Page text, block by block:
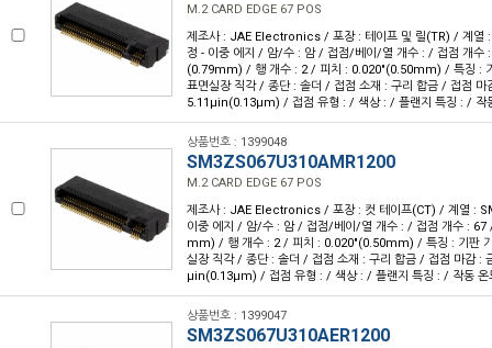
M.2 CARD EDGE 67 POS
제조사 : JAE Electronics / 포장 : 테이프 및 릴(TR) / 계열
정 - 이중 에지 / 암/수 : 암 / 접점/베이/열 개수 : / 접점 개수
(0.79mm) / 행 개수 : 2 / 피치 : 0.020"(0.50mm) / 특징 :
표면실장 직각 / 종단 : 솔더 / 접점 소재 : 구리 합금 / 접점 마
5.11µin(0.13µm) / 접점 유형 : / 색상 : / 플랜지 특징 : / 작
상품번호 : 1399048
SM3ZS067U310AMR1200
M.2 CARD EDGE 67 POS
제조사 : JAE Electronics / 포장 : 컷 테이프(CT) / 계열 :
이중 에지 / 암/수 : 암 / 접점/베이/열 개수 : / 접점 개수 :
mm) / 행 개수 : 2 / 피치 : 0.020"(0.50mm) / 특징 : 기판
실장 직각 / 종단 : 솔더 / 접점 소재 : 구리 합금 / 접점 마감 :
µin(0.13µm) / 접점 유형 : / 색상 : / 플랜지 특징 : / 작동 온
상품번호 : 1399047
SM3ZS067U310AER1200